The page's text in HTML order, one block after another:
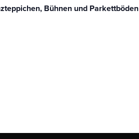
Bühnen und Parkettböden